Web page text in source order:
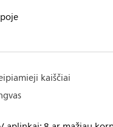
kaiščiai